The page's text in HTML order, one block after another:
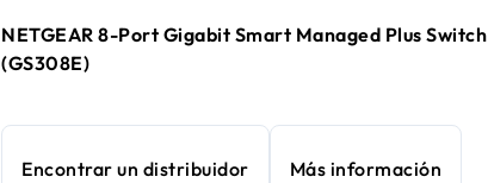
NETGEAR 8-Port Gigabit Smart Managed Plus Switch
(GS308E)
Encontrar un distribuidor Más información